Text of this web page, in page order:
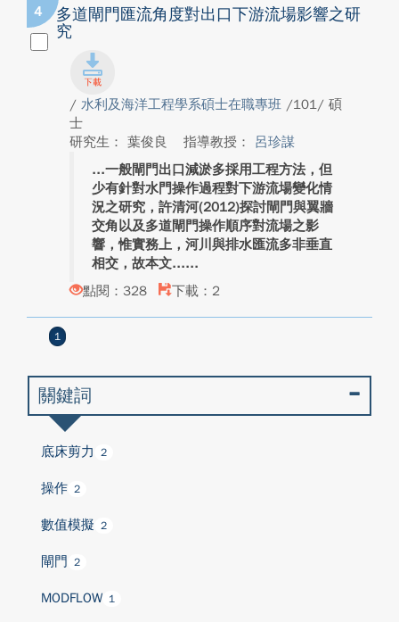
4
多道閘門匯流角度對出口下游流場影響之研
究
/ 水利及海洋工程學系碩士在職專班 /101/ 碩
士
研究生： 葉俊良
指導教授： 呂珍謀
一般閘門出口減淤多採用工程方法，但
少有針對水門操作過程對下游流場變化情
況之研究，許清河(2012)探討閘門與翼牆
交角以及多道閘門操作順序對流場之影
響，惟實務上，河川與排水匯流多非垂直
相交，故本文...
點閱：328
下載：2
1
關鍵詞
底床剪力 2
操作 2
數值模擬 2
閘門 2
MODFLOW 1